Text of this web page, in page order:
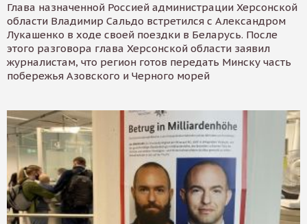
Глава назначенной Россией администрации Херсонской
области Владимир Сальдо встретился с Александром
Лукашенко в ходе своей поездки в Беларусь. После
этого разговора глава Херсонской области заявил
журналистам, что регион готов передать Минску часть
побережья Азовского и Черного морей